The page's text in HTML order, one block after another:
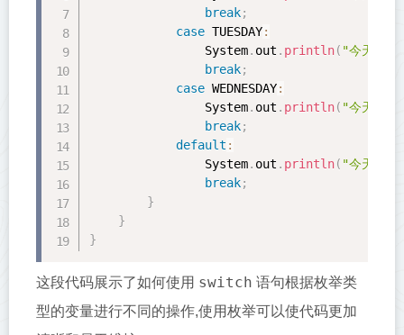
break;
case TUESDAY:
                System
. out . println( "今天是星
break;
case WEDNESDAY:
                System
. out . println( "今天是星
break;
default :
                System
. out . println( "今天是其
break;
}
}
}
这段代码展示了如何使用 switch 语句根据枚举类
型的变量进行不同的操作,使用枚举可以使代码更加